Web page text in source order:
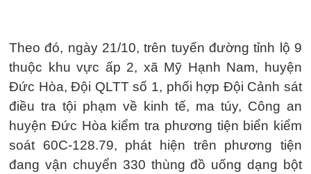
Theo đó, ngày 21/10, trên tuyến đường tỉnh lộ 9
thuộc khu vực ấp 2, xã Mỹ Hạnh Nam, huyện
Đức Hòa, Đội QLTT số 1, phối hợp Đội Cảnh sát
điều tra tội phạm về kinh tế, ma túy, Công an
huyện Đức Hòa kiểm tra phương tiện biển kiểm
soát 60C-128.79, phát hiện trên phương tiện
đang vận chuyển 330 thùng đồ uống dạng bột